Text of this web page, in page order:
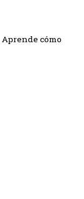
Aprende cómo